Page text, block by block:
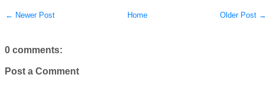
← Newer Post Older Post →
Home
0 comments:
Post a Comment